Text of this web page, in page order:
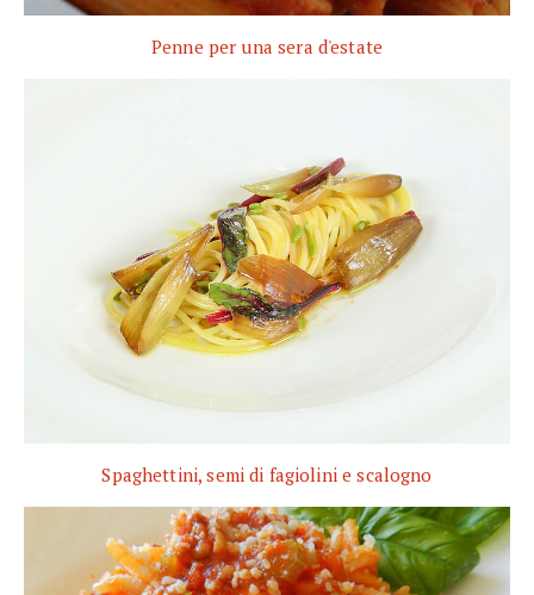
Penne per una sera d'estate
Spaghettini, semi di fagiolini e scalogno